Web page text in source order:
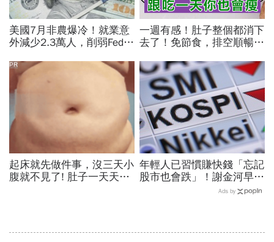
美國7月非農爆冷！就業意
外減少2.3萬人，削弱Fed升
創7個月來最佳單周
一週有感！肚子整個都消下
去了！免節食，排空順暢就
起床就先做件事，沒三天小
腹就不見了! 肚子一天天變
PR
年輕人已習慣賺快錢「忘記
股市也會跌」！謝金河早一
步示警南韓個股槓桿ETF會
Ads by